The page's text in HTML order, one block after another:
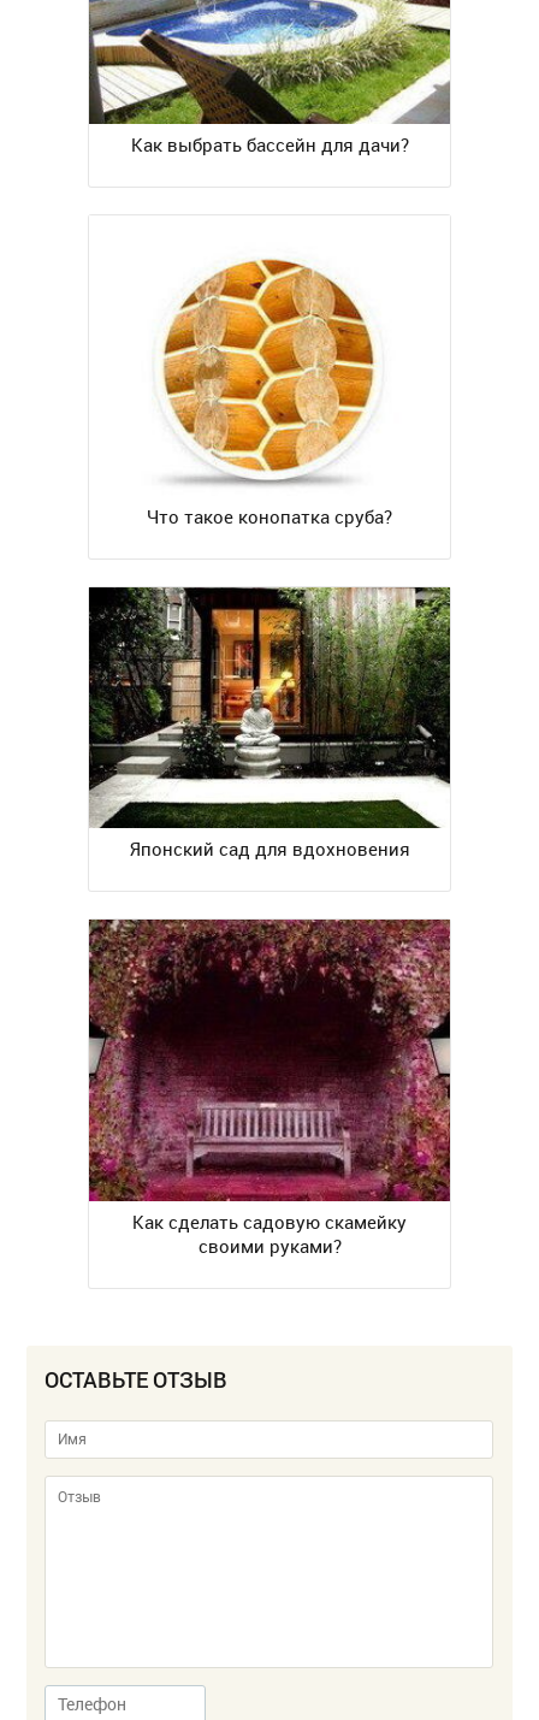
Как выбрать бассейн для дачи?
Что такое конопатка сруба?
Японский сад для вдохновения
Как сделать садовую скамейку
своими руками?
ОСТАВЬТЕ ОТЗЫВ